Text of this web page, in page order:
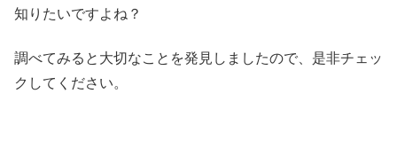
知りたいですよね？
調べてみると大切なことを発見しましたので、是非チェッ
クしてください。